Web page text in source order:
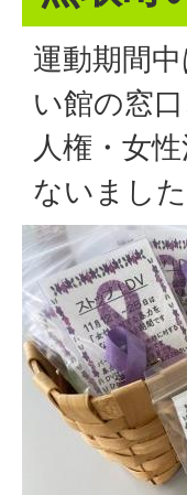
運動期間
い館の窓口
人権・女
ないました